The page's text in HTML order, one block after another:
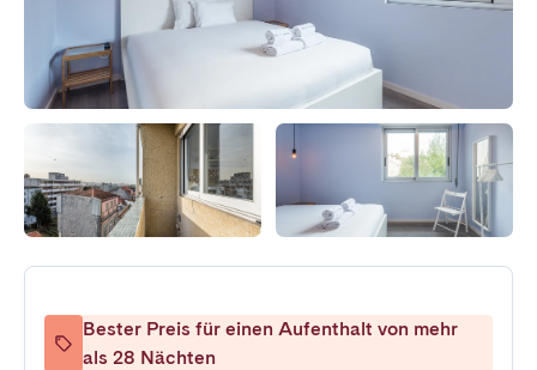
Bester Preis für einen Aufenthalt von mehr
als 28 Nächten